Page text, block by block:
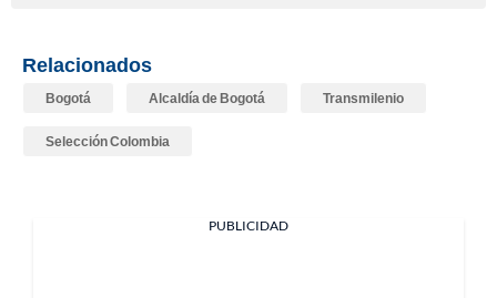
Relacionados
Bogotá Alcaldía de Bogotá Transmilenio
Selección Colombia
PUBLICIDAD